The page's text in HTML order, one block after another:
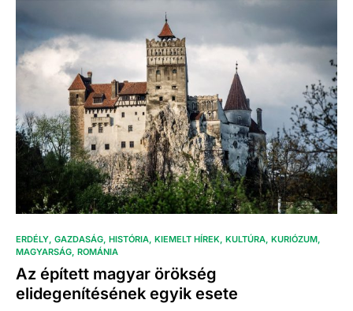
ERDÉLY GAZDASÁG HISTÓRIA KIEMELT HÍREK KULTÚRA KURIÓZUM
MAGYARSÁG ROMÁNIA
Az épített magyar örökség
elidegenítésének egyik esete